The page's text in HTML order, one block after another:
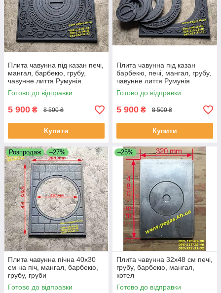
Плита чавунна під казан печі,
мангал, барбекю, грубу,
чавунне лиття Румунія
Готово до відправки
5 900 ₴ 8 500 ₴
Купити
Плита чавунна під казан
барбекю, печі, мангал, грубу,
чавунне лиття Румунія
Готово до відправки
5 900 ₴ 8 500 ₴
Купити
Розпродаж –27%
Плита чавунна пічна 40х30
см на піч, мангал, барбекю,
грубу, груби
Готово до відправки
–25%
Плита чавунна 32х48 см печі,
грубу, барбекю, мангал,
котел
Готово до відправки